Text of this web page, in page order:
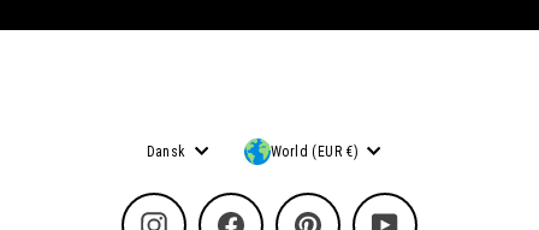
Dansk
Valuta
World (EUR €)
Instagram Facebook Pinterest YouTube